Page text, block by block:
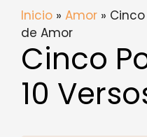
Inicio » Amor »
de Amor
Cinco
10